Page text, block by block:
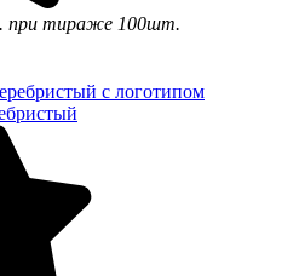
при тираже 100шт.